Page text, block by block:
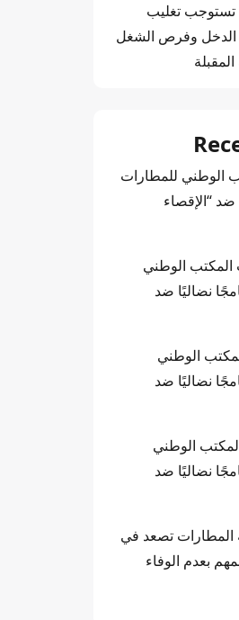
تغليب
الدخل وفرص الشغل
الوطني للمطارات
ضد “الإقصاء
المكتب الوطني
نضاليًا ضد
الوطني
نضاليًا ضد
الوطني
نضاليًا ضد
المطارات تصعد في
بعدم الوفاء